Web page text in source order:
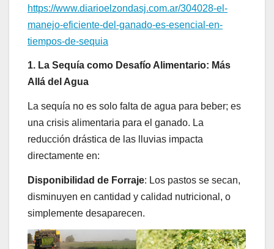
https://www.diarioelzondasj.com.ar/304028-el-
manejo-eficiente-del-ganado-es-esencial-en-
tiempos-de-sequia
1. La Sequía como Desafío Alimentario: Más
Allá del Agua
La sequía no es solo falta de agua para beber; es
una crisis alimentaria para el ganado. La
reducción drástica de las lluvias impacta
directamente en:
Disponibilidad de Forraje: Los pastos se secan,
disminuyen en cantidad y calidad nutricional, o
simplemente desaparecen.